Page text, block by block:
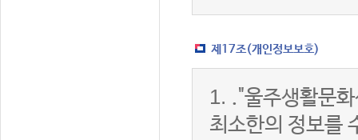
제17조(개인정보보호)
1. ."울주생활문
최소한의 정보를